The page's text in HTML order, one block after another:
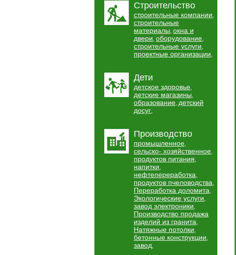
Строительство
строительные компании,
строительные
материалы, окна и
двери, оборудование,
строительные услуги,
проектные организации,
Дети
детское здоровье,
детские магазины,
образование, детский
досуг,
Производство
промышленное,
сельско- хозяйственное,
продуктов питания,
напитки,
нефтепереработка,
продуктов пчеловодства,
Переработка доломита,
Экологические услуги,
завод электроники,
Производство продажа
изделий из гранита,
Натяжные потолки,
бетонные конструкции,
завод,